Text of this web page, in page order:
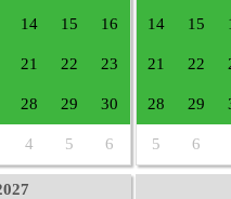
14 15 16
21 22 23
28 29 30
4 5 6
14 15
21 22
28 29
5 6